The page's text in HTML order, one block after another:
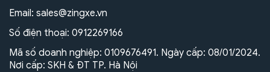
Email: sales@zingxe.vn
Số điện thoại: 0912269166
Mã số doanh nghiệp: 0109676491. Ngày cấp: 08/01/2024.
Nơi cấp: SKH & ĐT TP. Hà Nội